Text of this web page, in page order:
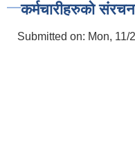
कर्मचारीहरुको
Submitted on: Mon, 11/